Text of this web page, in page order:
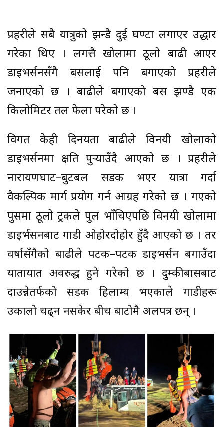
प्रहरीले सबै यात्रुको झन्डै दुई घण्टा लगाएर उद्धार
गरेका थिए । लगत्तै खोलामा ठूलो बाढी आएर
डाइभर्सनसँगै बसलाई पनि बगाएको प्रहरीले
जनाएको छ । बाढीले बगाएको बस झण्डै एक
किलोमिटर तल फेला परेको छ ।
विगत केही दिनयता बाढीले विनयी खोलाको
डाइभर्सनमा क्षति पुर्‍याउँदै आएको छ । प्रहरीले
नारायणघाट–बुटबल सडक भएर यात्रा गर्दा
वैकल्पिक मार्ग प्रयोग गर्न आग्रह गरेको छ । गएको
पुसमा ठूलो ट्रकले पुल भाँचिएपछि विनयी खोलामा
डाइर्भसनबाट गाडी ओहोरदोहोर हुँदै आएको छ । तर
वर्षासँगैको बाढीले पटक–पटक डाइभर्सन बगाउँदा
यातायात अवरुद्ध हुने गरेको छ । दुम्कीबासबाट
दाउन्नेतर्फको सडक हिलाम्य भएकाले गाडीहरू
उकालो चढ्न नसकेर बीच बाटोमै अलपत्र छन् ।